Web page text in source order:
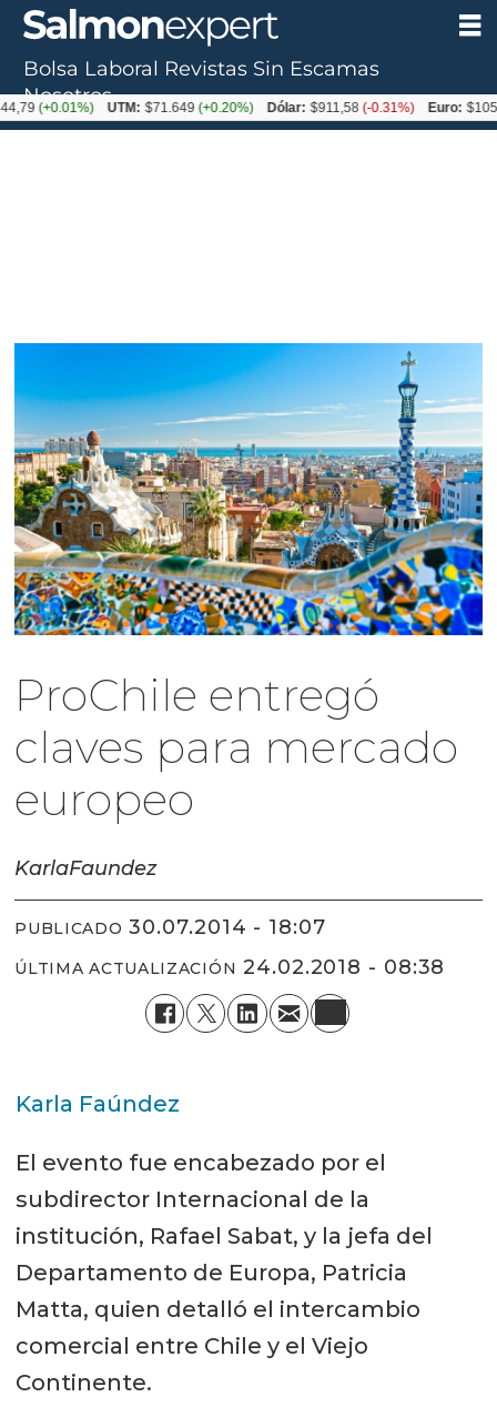
ProChile entregó
claves para mercado
europeo
KarlaFaundez
PUBLICADO 30.07.2014 - 18:07
ÚLTIMA ACTUALIZACIÓN 24.02.2018 - 08:38
Karla Faúndez
El evento fue encabezado por el
subdirector Internacional de la
institución, Rafael Sabat, y la jefa del
Departamento de Europa, Patricia
Matta, quien detalló el intercambio
comercial entre Chile y el Viejo
Continente.
Bolsa Laboral Revistas Sin Escamas
Nosotros
UTM: $71.649(+0.20%) Dólar: $911,58(-0.31%) Euro: $1053,36(-